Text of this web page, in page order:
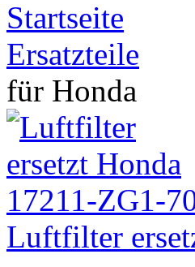
Startseite
Ersatzteile
für Honda
Luftfilter